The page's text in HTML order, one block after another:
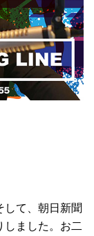
て、朝日新聞
しました。お二